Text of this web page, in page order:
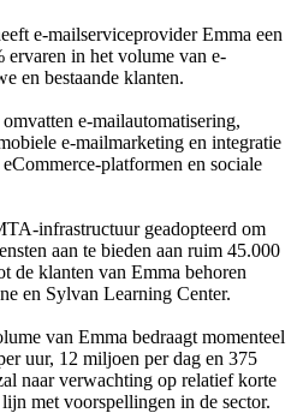
e-mailserviceprovider Emma een
ervaren in het volume van e-
en bestaande klanten.
e-mailautomatisering,
e-mailmarketing en integratie
platformen en sociale
infrastructuur geadopteerd om
aan te bieden aan ruim 45.000
de klanten van Emma behoren
en Sylvan Learning Center.
van Emma bedraagt momenteel
uur, 12 miljoen per dag en 375
naar verwachting op relatief korte
met voorspellingen in de sector.